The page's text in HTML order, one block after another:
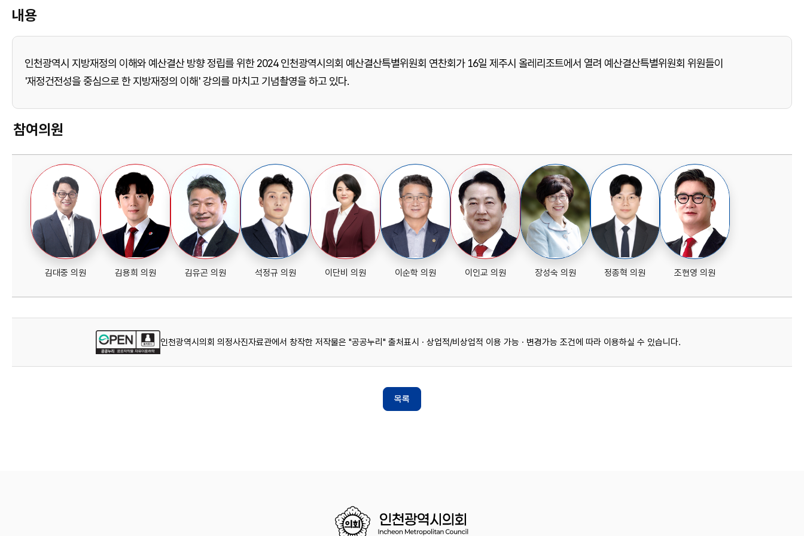
내용
인천광역시 지방재정의 이해와 예산결산 방향 정립를 위한 2024 인천광역시의회 예산결산특별위원회 연찬회가 16일 제주시 올레리조트에서 열려 예산결산특별위원회 위원들이
'재정건전성을 중심으로 한 지방재정의 이해' 강의를 마치고 기념촬영을 하고 있다.
참여의원
김대중 의원 김용희 의원 김유곤 의원 석정규 의원 이단비 의원 이순학 의원 이인교 의원 장성숙 의원 정종혁 의원 조현영 의원
인천광역시의회 의정사진자료관에서 창작한 저작물은 "공공누리" 출처표시 · 상업적/비상업적 이용 가능 · 변경가능 조건에 따라 이용하실 수 있습니다.
목록